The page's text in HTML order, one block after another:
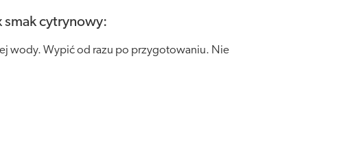
smak cytrynowy:
wody. Wypić od razu po przygotowaniu. Nie